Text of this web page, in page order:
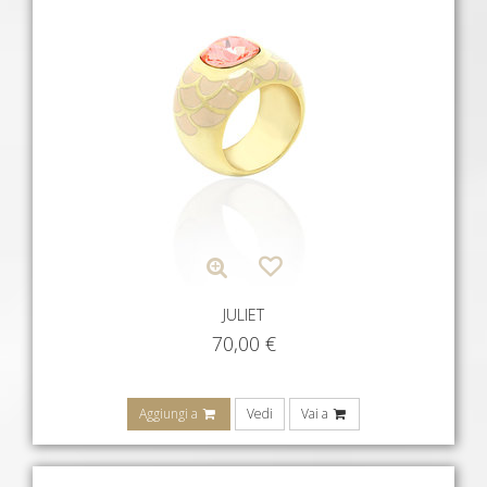
JULIET
70,00 €
Aggiungi a Vedi Vai a